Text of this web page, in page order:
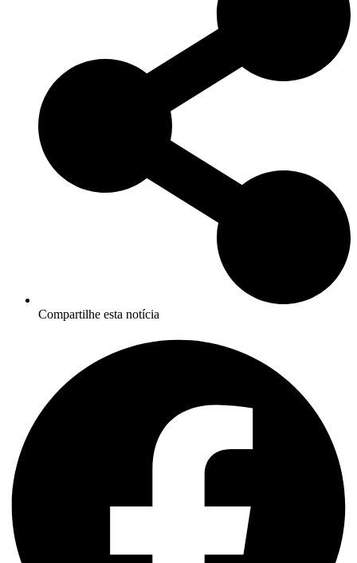
Compartilhe esta notícia